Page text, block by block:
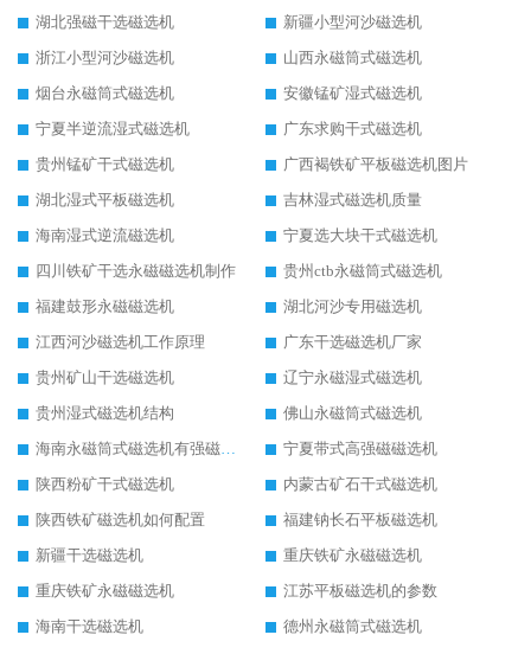
湖北强磁干选磁选机
新疆小型河沙磁选机
浙江小型河沙磁选机
山西永磁筒式磁选机
烟台永磁筒式磁选机
安徽锰矿湿式磁选机
宁夏半逆流湿式磁选机
广东求购干式磁选机
贵州锰矿干式磁选机
广西褐铁矿平板磁选机图片
湖北湿式平板磁选机
吉林湿式磁选机质量
海南湿式逆流磁选机
宁夏选大块干式磁选机
四川铁矿干选永磁磁选机制作
贵州ctb永磁筒式磁选机
福建鼓形永磁磁选机
湖北河沙专用磁选机
江西河沙磁选机工作原理
广东干选磁选机厂家
贵州矿山干选磁选机
辽宁永磁湿式磁选机
贵州湿式磁选机结构
佛山永磁筒式磁选机
海南永磁筒式磁选机有强磁的吗
宁夏带式高强磁磁选机
陕西粉矿干式磁选机
内蒙古矿石干式磁选机
陕西铁矿磁选机如何配置
福建钠长石平板磁选机
新疆干选磁选机
重庆铁矿永磁磁选机
重庆铁矿永磁磁选机
江苏平板磁选机的参数
海南干选磁选机
德州永磁筒式磁选机